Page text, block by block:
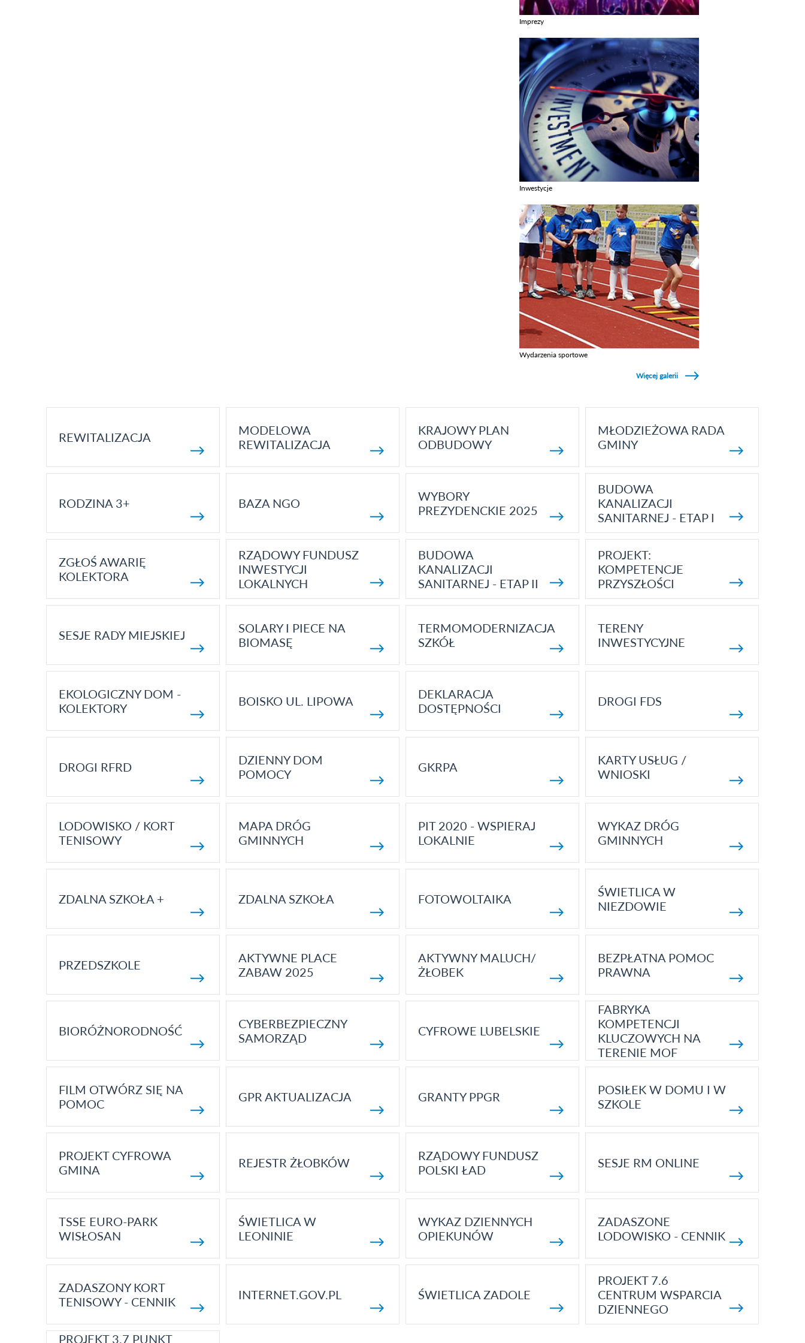
Imprezy
Inwestycje
Wydarzenia sportowe
Więcej galerii
REWITALIZACJA
MODELOWA
REWITALIZACJA
KRAJOWY PLAN
ODBUDOWY
MŁODZIEŻOWA RADA
GMINY
RODZINA 3+ BAZA NGO
WYBORY
PREZYDENCKIE 2025
BUDOWA
KANALIZACJI
SANITARNEJ - ETAP I
ZGŁOŚ AWARIĘ
KOLEKTORA
RZĄDOWY FUNDUSZ
INWESTYCJI
LOKALNYCH
BUDOWA
KANALIZACJI
SANITARNEJ - ETAP II
PROJEKT:
KOMPETENCJE
PRZYSZŁOŚCI
SESJE RADY MIEJSKIEJ
SOLARY I PIECE NA
BIOMASĘ
TERMOMODERNIZACJA
SZKÓŁ
TERENY
INWESTYCYJNE
EKOLOGICZNY DOM -
KOLEKTORY
BOISKO UL. LIPOWA
DEKLARACJA
DOSTĘPNOŚCI
DROGI FDS
DROGI RFRD
DZIENNY DOM
POMOCY
GKRPA
KARTY USŁUG /
WNIOSKI
LODOWISKO / KORT
TENISOWY
MAPA DRÓG
GMINNYCH
PIT 2020 - WSPIERAJ
LOKALNIE
WYKAZ DRÓG
GMINNYCH
ZDALNA SZKOŁA + ZDALNA SZKOŁA FOTOWOLTAIKA
ŚWIETLICA W
NIEZDOWIE
PRZEDSZKOLE
AKTYWNE PLACE
ZABAW 2025
AKTYWNY MALUCH/
ŻŁOBEK
BEZPŁATNA POMOC
PRAWNA
BIORÓŻNORODNOŚĆ
CYBERBEZPIECZNY
SAMORZĄD
CYFROWE LUBELSKIE
FABRYKA
KOMPETENCJI
KLUCZOWYCH NA
TERENIE MOF
FILM OTWÓRZ SIĘ NA
POMOC
GPR AKTUALIZACJA GRANTY PPGR
POSIŁEK W DOMU I W
SZKOLE
PROJEKT CYFROWA
GMINA
REJESTR ŻŁOBKÓW
RZĄDOWY FUNDUSZ
POLSKI ŁAD
SESJE RM ONLINE
TSSE EURO-PARK
WISŁOSAN
ŚWIETLICA W
LEONINIE
WYKAZ DZIENNYCH
OPIEKUNÓW
ZADASZONE
LODOWISKO - CENNIK
ZADASZONY KORT
TENISOWY - CENNIK
INTERNET.GOV.PL ŚWIETLICA ZADOLE
PROJEKT 7.6
CENTRUM WSPARCIA
DZIENNEGO
PROJEKT 3.7 PUNKT